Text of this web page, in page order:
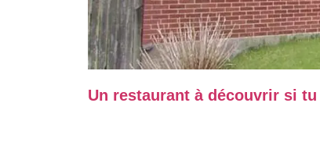
Un restaurant à découvrir si